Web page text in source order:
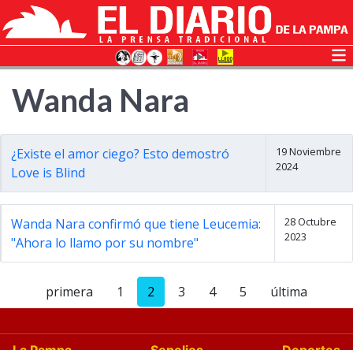
Wanda Nara
¿Existe el amor ciego? Esto demostró
Love is Blind
19 Noviembre
2024
Wanda Nara confirmó que tiene Leucemia:
"Ahora lo llamo por su nombre"
28 Octubre
2023
primera 1 2 3 4 5 última